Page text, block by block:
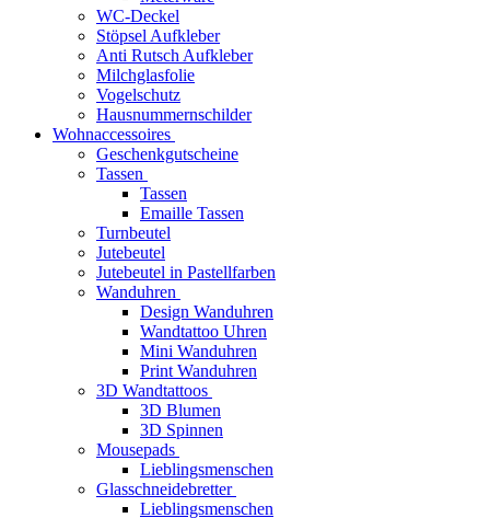
WC-Deckel
Stöpsel Aufkleber
Anti Rutsch Aufkleber
Milchglasfolie
Vogelschutz
Hausnummernschilder
Wohnaccessoires
Geschenkgutscheine
Tassen
Tassen
Emaille Tassen
Turnbeutel
Jutebeutel
Jutebeutel in Pastellfarben
Wanduhren
Design Wanduhren
Wandtattoo Uhren
Mini Wanduhren
Print Wanduhren
3D Wandtattoos
3D Blumen
3D Spinnen
Mousepads
Lieblingsmenschen
Glasschneidebretter
Lieblingsmenschen